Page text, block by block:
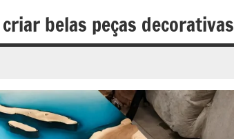
belas peças decorativas